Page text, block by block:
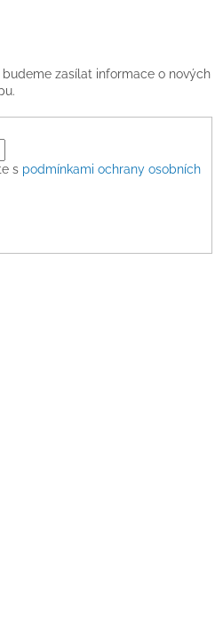
zasílat informace o nových
s podmínkami ochrany osobních